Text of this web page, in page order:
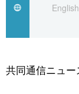
社会
旅と暮らし
文化
科学・技術
暮らし
English
共同通信ニュー